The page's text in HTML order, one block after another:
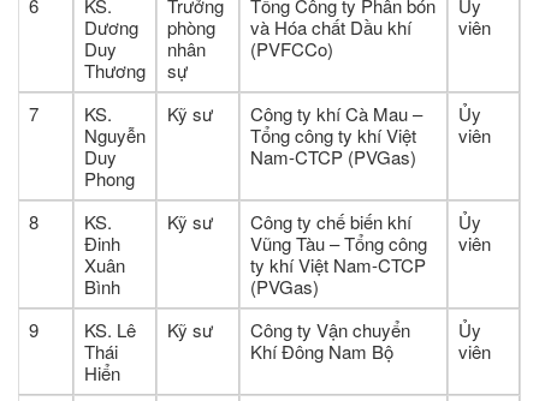
Dương
Duy
Thương
phòng
nhân
sự
và Hóa chất Dầu khí
(PVFCCo)
viên
7
KS.
Nguyễn
Duy
Phong
Kỹ sư
Công ty khí Cà Mau –
Tổng công ty khí Việt
Nam-CTCP (PVGas)
Ủy
viên
8
KS.
Đinh
Xuân
Bình
Kỹ sư
Công ty chế biến khí
Vũng Tàu – Tổng công
ty khí Việt Nam-CTCP
(PVGas)
Ủy
viên
9
KS. Lê
Thái
Hiển
Kỹ sư
Công ty Vận chuyển
Khí Đông Nam Bộ
Ủy
viên